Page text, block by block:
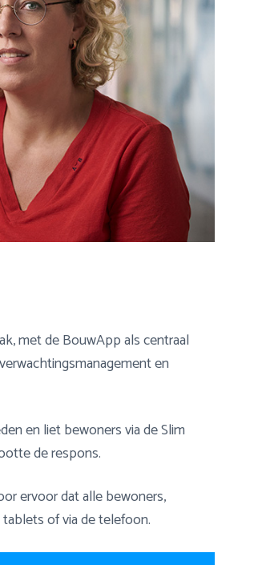
met de BouwApp als centraal
en
en liet bewoners via de Slim
de respons.
ervoor dat alle bewoners,
of via de telefoon.